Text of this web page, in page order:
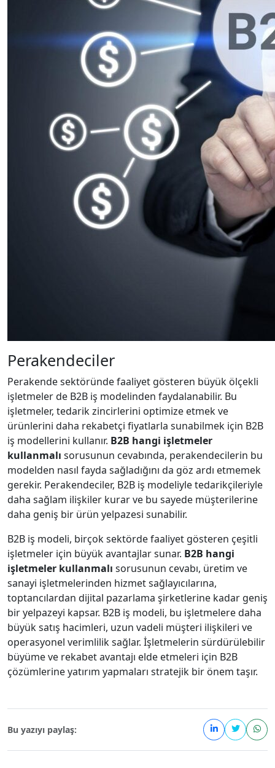
Perakendeciler
Perakende sektöründe faaliyet gösteren büyük ölçekli
işletmeler de B2B iş modelinden faydalanabilir. Bu
işletmeler, tedarik zincirlerini optimize etmek ve
ürünlerini daha rekabetçi fiyatlarla sunabilmek için B2B
iş modellerini kullanır. B2B hangi işletmeler
kullanmalı sorusunun cevabında, perakendecilerin bu
modelden nasıl fayda sağladığını da göz ardı etmemek
gerekir. Perakendeciler, B2B iş modeliyle tedarikçileriyle
daha sağlam ilişkiler kurar ve bu sayede müşterilerine
daha geniş bir ürün yelpazesi sunabilir.
B2B iş modeli, birçok sektörde faaliyet gösteren çeşitli
işletmeler için büyük avantajlar sunar. B2B hangi
işletmeler kullanmalı sorusunun cevabı, üretim ve
sanayi işletmelerinden hizmet sağlayıcılarına,
toptancılardan dijital pazarlama şirketlerine kadar geniş
bir yelpazeyi kapsar. B2B iş modeli, bu işletmelere daha
büyük satış hacimleri, uzun vadeli müşteri ilişkileri ve
operasyonel verimlilik sağlar. İşletmelerin sürdürülebilir
büyüme ve rekabet avantajı elde etmeleri için B2B
çözümlerine yatırım yapmaları stratejik bir önem taşır.
Bu yazıyı paylaş: